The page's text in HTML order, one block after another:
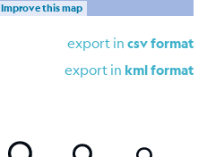
Improve this map
export in csv format
export in kml format